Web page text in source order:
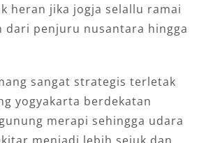
heran jika jogja selallu ramai
dari penjuru nusantara hingga
sangat strategis terletak
yogyakarta berdekatan
merapi sehingga udara
menjadi lebih sejuk dan